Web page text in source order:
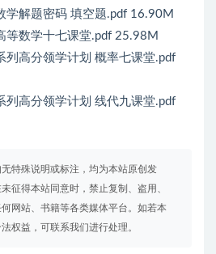
解题密码 填空题.pdf 16.90M
数学十七课堂.pdf 25.98M
高分领学计划 概率七课堂.pdf
高分领学计划 线代九课堂.pdf
特殊说明或标注，均为本站原创发
征得本站同意时，禁止复制、盗用、
网站、书籍等各类媒体平台。如若本
权益，可联系我们进行处理。